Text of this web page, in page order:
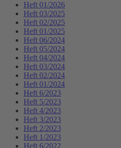
Heft 01/2026
Heft 03/2025
Heft 02/2025
Heft 01/2025
Heft 06/2024
Heft 05/2024
Heft 04/2024
Heft 03/2024
Heft 02/2024
Heft 01/2024
Heft 6/2023
Heft 5/2023
Heft 4/2023
Heft 3/2023
Heft 2/2023
Heft 1/2023
Heft 6/2022